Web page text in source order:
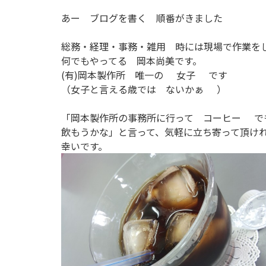
あー ブログを書く 順番がきました
総務・経理・事務・雑用 時には現場で作業を
何でもやってる 岡本尚美です。
(有)岡本製作所 唯一の
女子
です
（女子と言える歳では ないかぁ
）
「岡本製作所の事務所に行って コーヒー
で
飲もうかな」と言って、気軽に立ち寄って頂け
幸いです。